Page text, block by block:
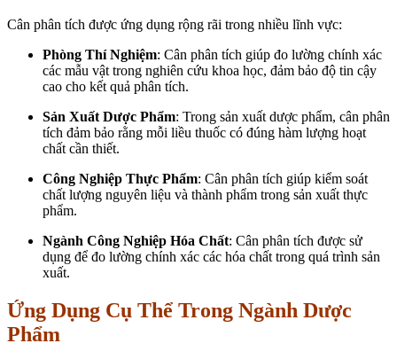
Cân phân tích được ứng dụng rộng rãi trong nhiều lĩnh vực:
Phòng Thí Nghiệm: Cân phân tích giúp đo lường chính xác
các mẫu vật trong nghiên cứu khoa học, đảm bảo độ tin cậy
cao cho kết quả phân tích.
Sản Xuất Dược Phẩm: Trong sản xuất dược phẩm, cân phân
tích đảm bảo rằng mỗi liều thuốc có đúng hàm lượng hoạt
chất cần thiết.
Công Nghiệp Thực Phẩm: Cân phân tích giúp kiểm soát
chất lượng nguyên liệu và thành phẩm trong sản xuất thực
phẩm.
Ngành Công Nghiệp Hóa Chất: Cân phân tích được sử
dụng để đo lường chính xác các hóa chất trong quá trình sản
xuất.
Ứng Dụng Cụ Thể Trong Ngành Dược
Phẩm